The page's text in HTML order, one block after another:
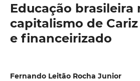
Educação brasileira
capitalismo de
e financeirizado
Fernando Leitão Rocha Junior